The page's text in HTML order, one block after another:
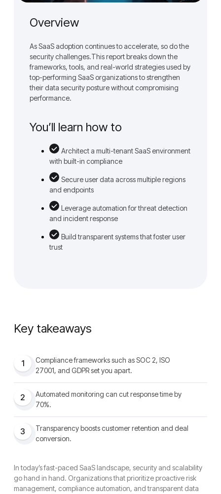
Overview
As SaaS adoption continues to accelerate, so do the
security challenges.This report breaks down the
frameworks, tools, and real-world strategies used by
top-performing SaaS organizations to strengthen
their data security posture without compromising
performance.
You’ll learn how to
Architect a multi-tenant SaaS environment
with built-in compliance
Secure user data across multiple regions
and endpoints
Leverage automation for threat detection
and incident response
Build transparent systems that foster user
trust
Key takeaways
1
Compliance frameworks such as SOC 2, ISO
27001, and GDPR set you apart.
2
Automated monitoring can cut response time by
70%.
3
Transparency boosts customer retention and deal
conversion.
In today’s fast-paced SaaS landscape, security and scalability
go hand in hand. Organizations that prioritize proactive risk
management, compliance automation, and transparent data